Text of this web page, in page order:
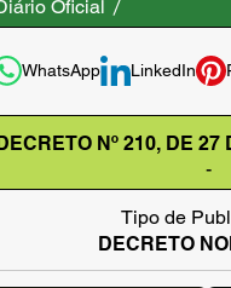
Oficial
WhatsApp LinkedIn
Nº 210, DE 27
-
Tipo de
DECRETO